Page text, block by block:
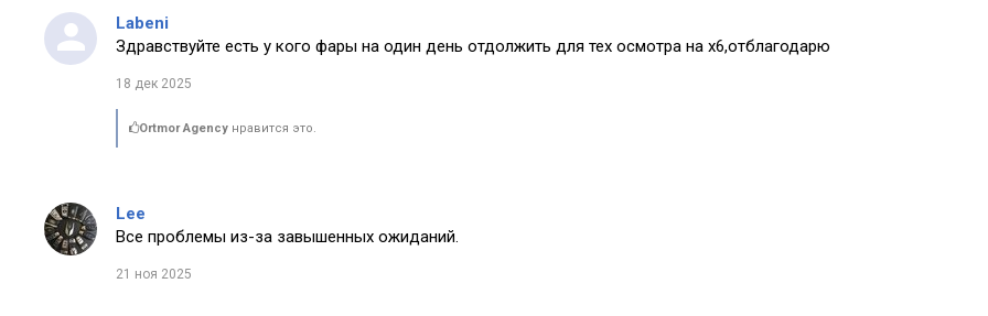
Labeni
Здравствуйте есть у кого фары на один день отдолжить для тех осмотра на х6,отблагодарю
18 дек 2025
Ortmor Agency нравится это.
Lee
Все проблемы из-за завышенных ожиданий.
21 ноя 2025